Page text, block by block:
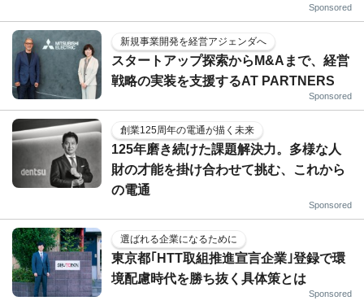
Sponsored
新規事業開発を経営アジェンダへ
スタートアップ探索からM&Aまで、経営
戦略の実装を支援するAT PARTNERS
Sponsored
創業125周年の電通が描く未来
125年磨き続けた課題解決力。多様な人
財の才能を掛け合わせて挑む、これから
の電通
Sponsored
選ばれる企業になるために
東京都｢HTT取組推進宣言企業｣登録で環
境配慮時代を勝ち抜く具体策とは
Sponsored